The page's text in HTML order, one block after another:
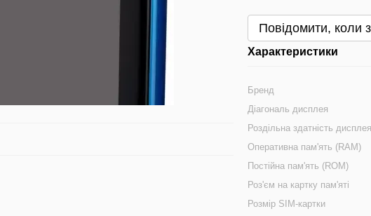
Повідомити, коли
Характеристики
Бренд
Діагональ дисплея
Роздільна здатність дисплея
Оперативна пам'ять (RAM)
Постійна пам'ять (ROM)
Роз'єм на картку пам'яті
Розмір SIM-картки